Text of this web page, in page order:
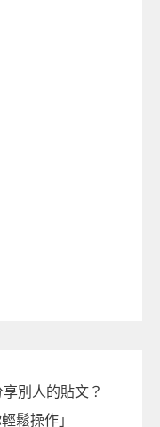
享別人的貼文？
鬆操作」